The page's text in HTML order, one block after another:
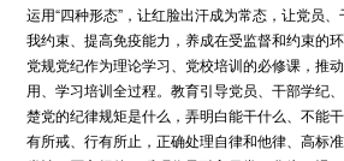
运用“四种形态”，让红脸出汗成为常态，让党员
我约束、提高免疫能力，养成在受监督和约束的
党规党纪作为理论学习、党校培训的必修课，推
用、学习培训全过程。教育引导党员、干部学纪
楚党的纪律规矩是什么，弄明白能干什么、不能
有所戒、行有所止，正确处理自律和他律、高标